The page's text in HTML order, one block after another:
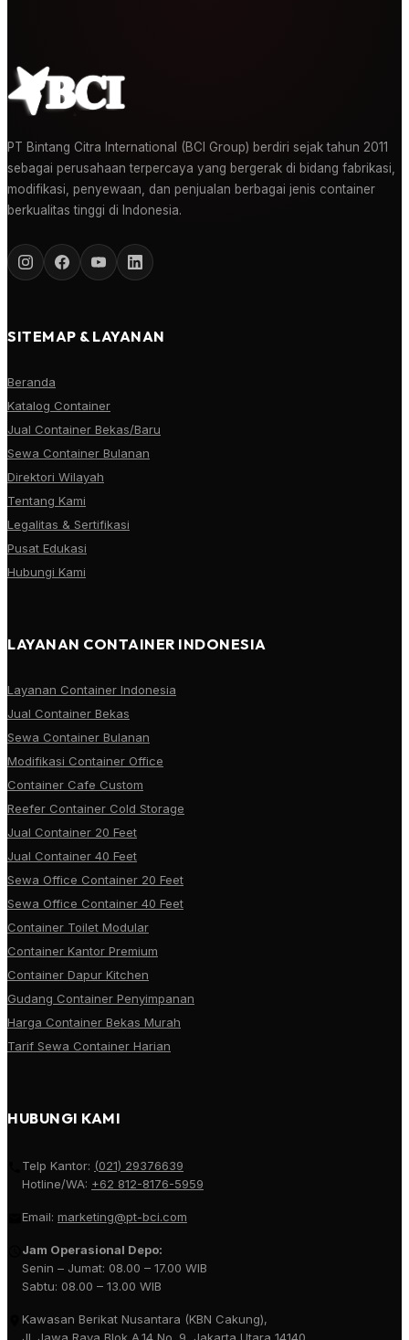
PT Bintang Citra International (BCI Group) berdiri sejak tahun 2011
sebagai perusahaan terpercaya yang bergerak di bidang fabrikasi,
modifikasi, penyewaan, dan penjualan berbagai jenis container
berkualitas tinggi di Indonesia.
SITEMAP & LAYANAN
Beranda
Katalog Container
Jual Container Bekas/Baru
Sewa Container Bulanan
Direktori Wilayah
Tentang Kami
Legalitas & Sertifikasi
Pusat Edukasi
Hubungi Kami
LAYANAN CONTAINER INDONESIA
Layanan Container Indonesia
Jual Container Bekas
Sewa Container Bulanan
Modifikasi Container Office
Container Cafe Custom
Reefer Container Cold Storage
Jual Container 20 Feet
Jual Container 40 Feet
Sewa Office Container 20 Feet
Sewa Office Container 40 Feet
Container Toilet Modular
Container Kantor Premium
Container Dapur Kitchen
Gudang Container Penyimpanan
Harga Container Bekas Murah
Tarif Sewa Container Harian
HUBUNGI KAMI
Telp Kantor: (021) 29376639
Hotline/WA: +62 812-8176-5959
Email: marketing@pt-bci.com
Jam Operasional Depo:
Senin – Jumat: 08.00 – 17.00 WIB
Sabtu: 08.00 – 13.00 WIB
Kawasan Berikat Nusantara (KBN Cakung),